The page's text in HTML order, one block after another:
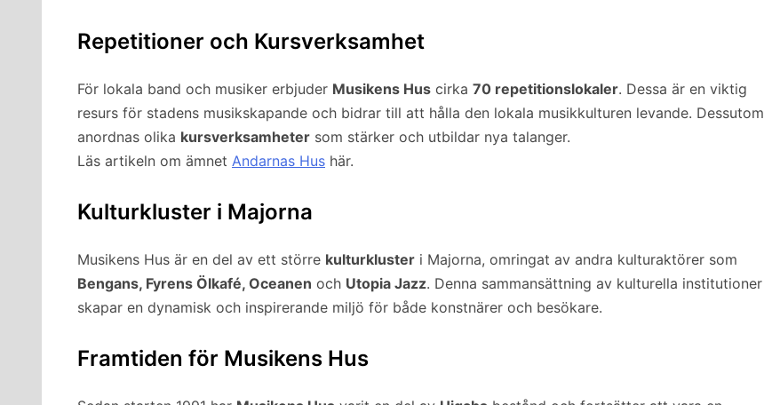
Repetitioner och Kursverksamhet
För lokala band och musiker erbjuder Musikens Hus cirka 70 repetitionslokaler. Dessa är en viktig
resurs för stadens musikskapande och bidrar till att hålla den lokala musikkulturen levande. Dessutom
anordnas olika kursverksamheter som stärker och utbildar nya talanger.
Läs artikeln om ämnet Andarnas Hus här.
Kulturkluster i Majorna
Musikens Hus är en del av ett större kulturkluster i Majorna, omringat av andra kulturaktörer som
Bengans, Fyrens Ölkafé, Oceanen och Utopia Jazz. Denna sammansättning av kulturella institutioner
skapar en dynamisk och inspirerande miljö för både konstnärer och besökare.
Framtiden för Musikens Hus